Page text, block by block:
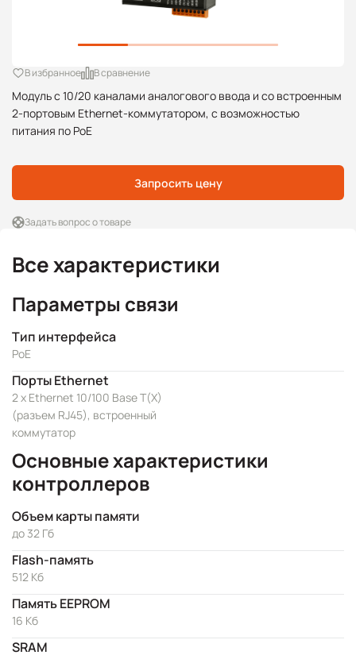
Модуль с 10/20 каналами аналогового ввода и со встроенным
2-портовым Ethernet-коммутатором, с возможностью
питания по PoE
В избранное В сравнение
Запросить цену
Задать вопрос о товаре
Все характеристики
Параметры связи
Тип интерфейса
PoE
Порты Ethernet
2 x Ethernet 10/100 Base T(X)
(разъем RJ45), встроенный
коммутатор
Основные характеристики
контроллеров
Объем карты памяти
до 32 Гб
Flash-память
512 Кб
Память EEPROM
16 Кб
SRAM